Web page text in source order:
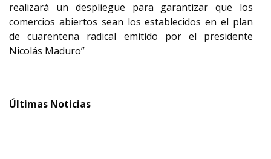
realizará un despliegue para garantizar que los
comercios abiertos sean los establecidos en el plan
de cuarentena radical emitido por el presidente
Nicolás Maduro”
Últimas Noticias